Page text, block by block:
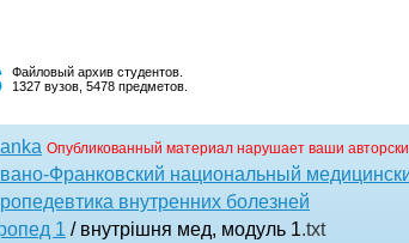
Файловый архив студентов.
1327 вузов, 5478 предметов.
Опубликованный материал нарушает ваши
Франковский национальный
внутренних болезней
1 / внутрішня мед, модуль 1.txt